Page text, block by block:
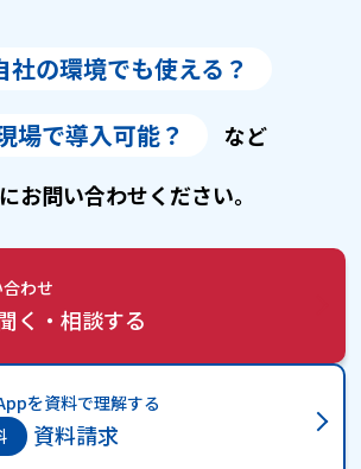
社の環境でも使える？
場で導入可能？
など
お問い合わせください。
く・相談する
わせ
資料請求
を資料で理解する